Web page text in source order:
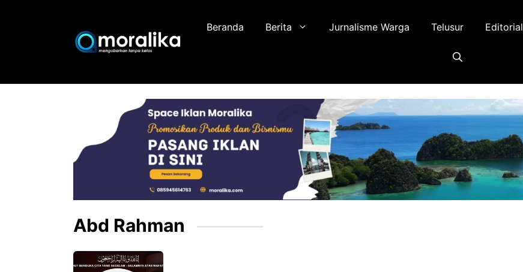
Beranda Berita Jurnalisme Warga Telusur Editorial
Abd Rahman